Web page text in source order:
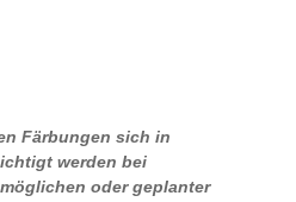
Färbungen sich in
werden bei
oder geplanter